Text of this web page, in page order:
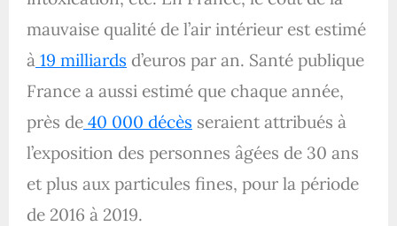
mauvaise qualité de l’air intérieur est estimé
à 19 milliards d’euros par an. Santé publique
France a aussi estimé que chaque année,
près de 40 000 décès seraient attribués à
l’exposition des personnes âgées de 30 ans
et plus aux particules fines, pour la période
de 2016 à 2019.